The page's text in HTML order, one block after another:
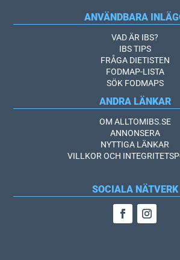
ANVÄNDBARA
VAD ÄR IBS?
IBS TIPS
FRÅGA DIETISTEN
FODMAP-LISTA
SÖK FODMAPS
ANDRA LÄNKAR
OM ALLTOMIBS.SE
ANNONSERA
NYTTIGA LÄNKAR
VILLKOR OCH
SOCIALA NÄTVERK